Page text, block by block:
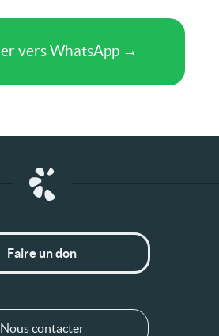
Faire un don
Nous contacter